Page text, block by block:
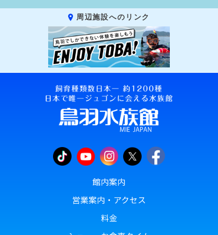
周辺施設へのリンク
館内案内
営業案内・アクセス
料金